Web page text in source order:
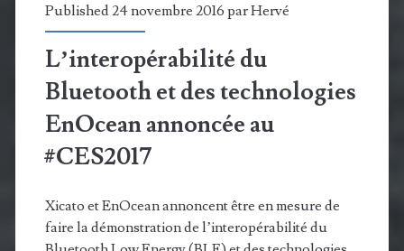
totale
autonomie
Published 24 novembre 2016 parHervé
L’interopérabilité du
Bluetooth et des technologies
EnOcean annoncée au
#CES2017
Xicato et EnOcean annoncent être en mesure de
faire la démonstration de l’interopérabilité du